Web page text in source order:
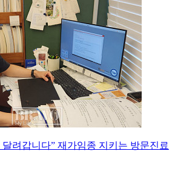
달려갑니다” 재가임종 지키는 방문진료